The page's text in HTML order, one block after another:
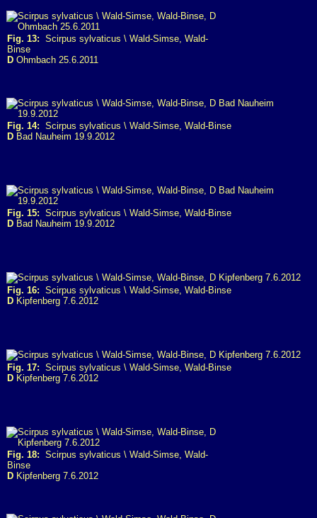
Fig. 13: Scirpus sylvaticus \ Wald-Simse, Wald-
Binse
D Ohmbach 25.6.2011
Fig. 14: Scirpus sylvaticus \ Wald-Simse, Wald-Binse
D Bad Nauheim 19.9.2012
Fig. 15: Scirpus sylvaticus \ Wald-Simse, Wald-Binse
D Bad Nauheim 19.9.2012
Fig. 16: Scirpus sylvaticus \ Wald-Simse, Wald-Binse
D Kipfenberg 7.6.2012
Fig. 17: Scirpus sylvaticus \ Wald-Simse, Wald-Binse
D Kipfenberg 7.6.2012
Fig. 18: Scirpus sylvaticus \ Wald-Simse, Wald-
Binse
D Kipfenberg 7.6.2012